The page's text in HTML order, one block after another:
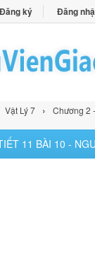
Đăng ký Đăng
Vật Lý 7 › Chương 2
11 BÀI 10 -